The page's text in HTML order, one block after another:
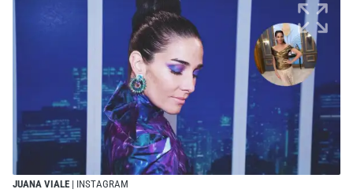
JUANA VIALE | INSTAGRAM